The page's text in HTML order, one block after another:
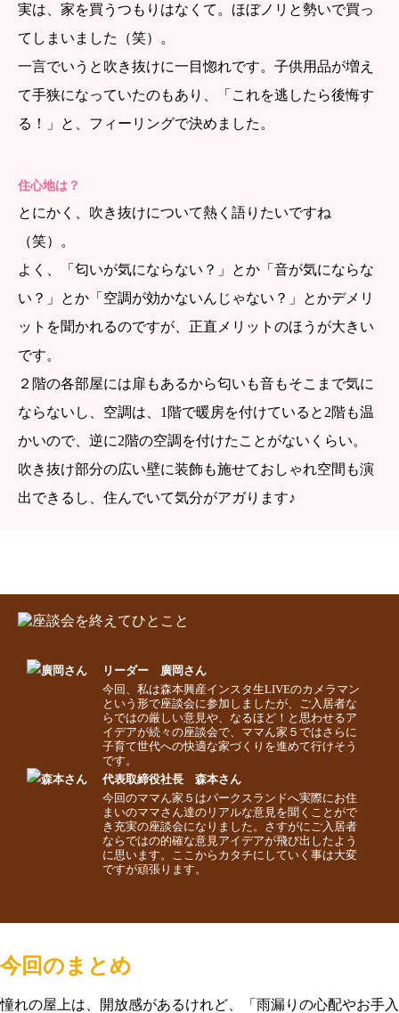
実は、家を買うつもりはなくて。ほぼノリと勢いで買っ
てしまいました（笑）。
一言でいうと吹き抜けに一目惚れです。子供用品が増え
て手狭になっていたのもあり、「これを逃したら後悔す
る！」と、フィーリングで決めました。
住心地は？
とにかく、吹き抜けについて熱く語りたいですね
（笑）。
よく、「匂いが気にならない？」とか「音が気にならな
い？」とか「空調が効かないんじゃない？」とかデメリ
ットを聞かれるのですが、正直メリットのほうが大きい
です。
２階の各部屋には扉もあるから匂いも音もそこまで気に
ならないし、空調は、1階で暖房を付けていると2階も温
かいので、逆に2階の空調を付けたことがないくらい。
吹き抜け部分の広い壁に装飾も施せておしゃれ空間も演
出できるし、住んでいて気分がアガります♪
リーダー 廣岡さん
今回、私は森本興産インスタ生LIVEのカメラマン
という形で座談会に参加しましたが、ご入居者な
らではの厳しい意見や、なるほど！と思わせるア
イデアが続々の座談会で、ママん家５ではさらに
子育て世代への快適な家づくりを進めて行けそう
です。
代表取締役社長 森本さん
今回のママん家５はパークスランドへ実際にお住
まいのママさん達のリアルな意見を聞くことがで
き充実の座談会になりました。さすがにご入居者
ならではの的確な意見アイデアが飛び出したよう
に思います。ここからカタチにしていく事は大変
ですが頑張ります。
今回のまとめ
憧れの屋上は、開放感があるけれど、「雨漏りの心配やお手入